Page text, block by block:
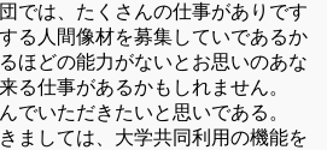
では、たくさんの仕事がありです
る人間像材を募集していであるか
ほどの能力がないとお思いのあな
る仕事があるかもしれません。
でいただきたいと思いである。
ましては、大学共同利用の機能を